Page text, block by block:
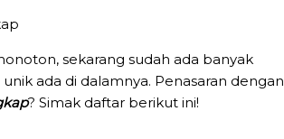
sekarang sudah ada banyak
ada di dalamnya. Penasaran dengan
? Simak daftar berikut ini!